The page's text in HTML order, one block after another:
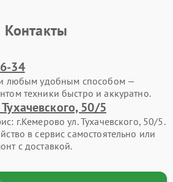
Контакты
34
любым удобным способом —
техники быстро и аккуратно.
50/5
г.Кемерово ул. Тухачевского, 50/5.
в сервис самостоятельно или
с доставкой.